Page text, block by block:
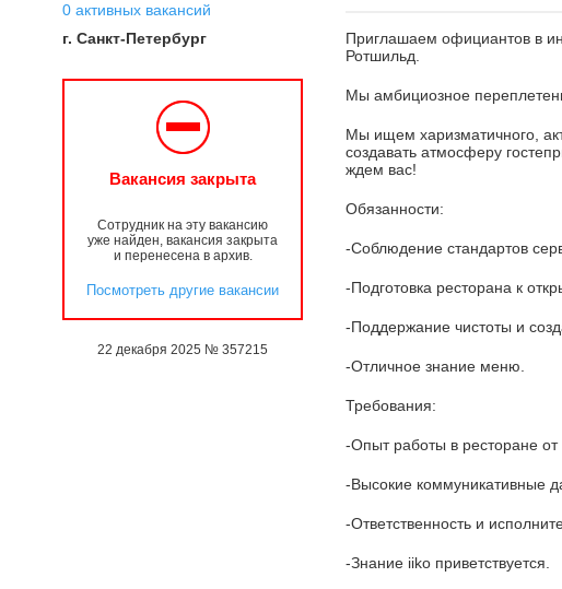
0 активных вакансий
г. Санкт-Петербург
Вакансия закрыта
Сотрудник на эту вакансию
уже найден, вакансия закрыта
и перенесена в архив.
Посмотреть другие вакансии
22 декабря 2025 № 357215
Приглашаем официантов в
Ротшильд.
Мы амбициозное
Мы ищем харизматичного,
создавать атмосферу
ждем вас!
Обязанности:
-Соблюдение стандартов
-Подготовка ресторана к
-Поддержание чистоты и
-Отличное знание меню.
Требования:
-Опыт работы в ресторане от
-Высокие коммуникативные
-Ответственность и
-Знание iiko приветствуется.